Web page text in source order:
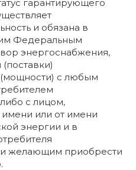
гарантирующего
и обязана в
Федеральным
энергоснабжения,
(мощности) с любым
с лицом,
или от имени
энергии и в
и желающим приобрести